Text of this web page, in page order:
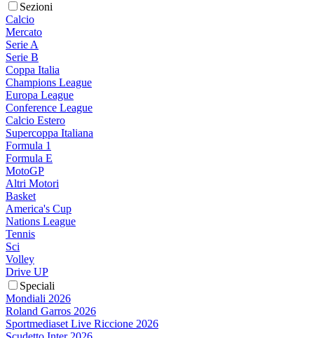
Sezioni
Calcio
Mercato
Serie A
Serie B
Coppa Italia
Champions League
Europa League
Conference League
Calcio Estero
Supercoppa Italiana
Formula 1
Formula E
MotoGP
Altri Motori
Basket
America's Cup
Nations League
Tennis
Sci
Volley
Drive UP
Speciali
Mondiali 2026
Roland Garros 2026
Sportmediaset Live Riccione 2026